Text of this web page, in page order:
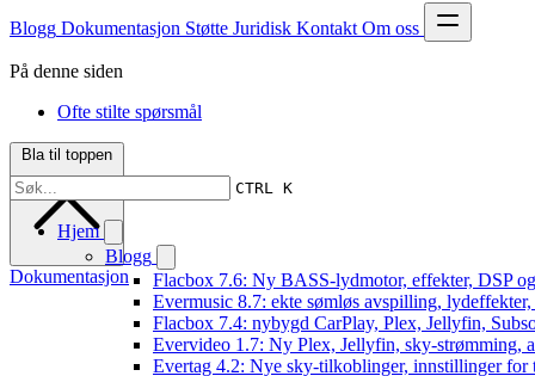
Blogg Dokumentasjon Støtte Juridisk Kontakt Om oss
CTRL K
Hjem
Blogg
Flacbox 7.6: Ny BASS-lydmotor, effekter, DSP
Evermusic 8.7: ekte sømløs avspilling,
Flacbox 7.4: nybygd CarPlay, Plex, Jellyfin,
Evervideo 1.7: Ny Plex, Jellyfin, sky-strømming,
Evertag 4.2: Nye sky-tilkoblinger, innstillinger for
På denne siden
Ofte stilte spørsmål
Bla til toppen
Dokumentasjon